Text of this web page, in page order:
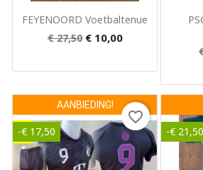
Snel bekijken
FEYENOORD Voetbaltenue
€ 27,50 € 10,00

AANBIEDING!
-€ 17,50
favorite_border
-€ 21,50